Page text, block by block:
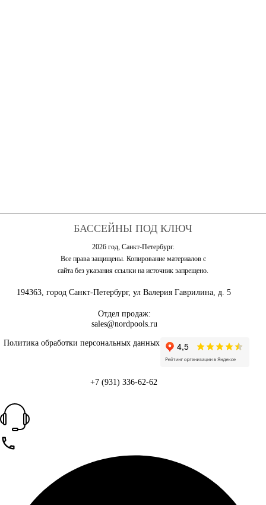
БАССЕЙНЫ ПОД КЛЮЧ
2026 год, Санкт-Петербург.
Все права защищены. Копирование материалов с
сайта без указания ссылки на источник запрещено.
194363, город Санкт-Петербург, ул Валерия Гаврилина, д. 5
Отдел продаж:
sales@nordpools.ru
Политика обработки персональных данных
+7 (931) 336-62-62